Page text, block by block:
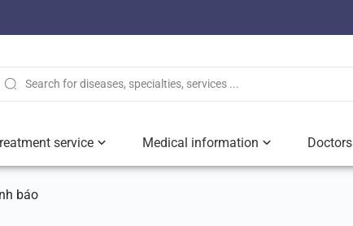
service Medical information Doctors
báo